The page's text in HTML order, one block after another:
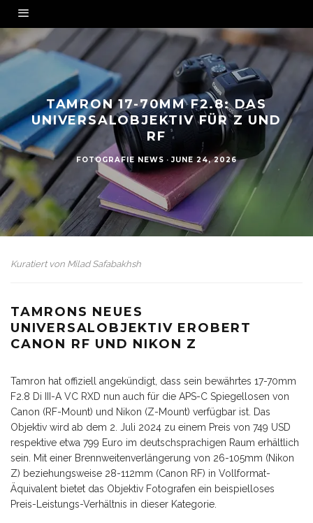
TAMRON 17-70MM F2.8: DAS
UNIVERSALOBJEKTIV FÜR Z UND
RF
FOTOGRAFIE NEWS · JUNE 24, 2026
Kuratiert von Milad Safabakhsh
TAMRONS NEUES
UNIVERSALOBJEKTIV EROBERT
CANON RF UND NIKON Z
Tamron hat offiziell angekündigt, dass sein bewährtes 17-70mm
F2.8 Di III-A VC RXD nun auch für die APS-C Spiegellosen von
Canon (RF-Mount) und Nikon (Z-Mount) verfügbar ist. Das
Objektiv wird ab dem 2. Juli 2024 zu einem Preis von 749 USD
respektive etwa 799 Euro im deutschsprachigen Raum erhältlich
sein. Mit einer Brennweitenverlängerung von 26-105mm (Nikon
Z) beziehungsweise 28-112mm (Canon RF) in Vollformat-
Äquivalent bietet das Objektiv Fotografen ein beispielloses
Preis-Leistungs-Verhältnis in dieser Kategorie.